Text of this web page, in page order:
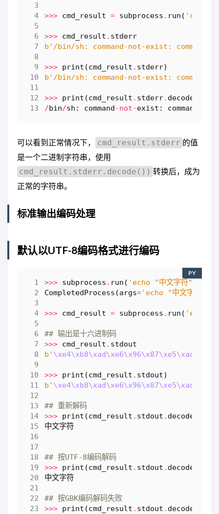
>>> cmd_result = subprocess . run (
>>> cmd_result . stderr
b '/bin/sh: command-not-exist: command
>>> print (cmd_result . stderr)
b '/bin/sh: command-not-exist: command
>>> print (cmd_result . stderr. decode
/bin/sh : command-not-exist : command
可以看到正常情况下， cmd_result.stderr 的值
是一个二进制字符串，使用
cmd_result.stderr.decode()) 转换后，成为
正常的字符串。
标准输出编码处理
默认以UTF-8编码格式进行编码
>>> subprocess . run ( 'echo "中文字符"'
CompletedProcess (args='echo "中文字符"'
>>> cmd_result = subprocess . run ( 'echo "
## 输出是十六进制码
>>> cmd_result . stdout
b '
>>> print (cmd_result . stdout)
b '
## 重新解码
>>> print (cmd_result . stdout . decode
中文字符
## 按UTF-8编码解码
>>> print (cmd_result . stdout . decode
中文字符
## 按GBK编码解码失败
>>> print (cmd_result . stdout . decode
PY